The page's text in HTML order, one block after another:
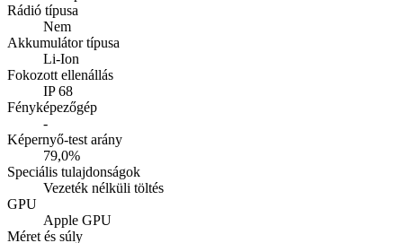
Rádió típusa
Nem
Akkumulátor típusa
Li-Ion
Fokozott ellenállás
IP 68
Fényképezőgép
-
Képernyő-test arány
79,0%
Speciális tulajdonságok
Vezeték nélküli töltés
GPU
Apple GPU
Méret és súly